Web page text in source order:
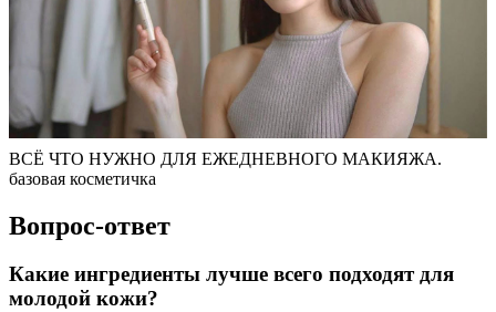
ВСЁ ЧТО НУЖНО ДЛЯ ЕЖЕДНЕВНОГО МАКИЯЖА.
базовая косметичка
Вопрос-ответ
Какие ингредиенты лучше всего подходят для
молодой кожи?